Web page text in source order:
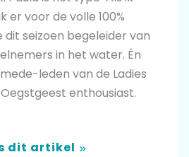
er voor de volle 100%
dit seizoen begeleider van
in het water. Én
leden van de Ladies
enthousiast.
dit artikel